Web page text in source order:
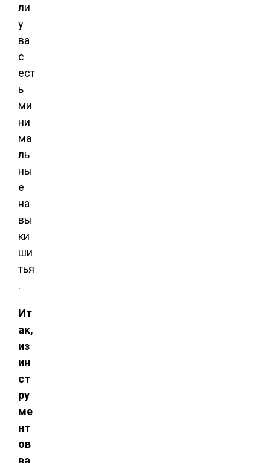
ли
у
ва
с
ест
ь
ми
ни
ма
ль
ны
е
на
вы
ки
ши
тья
.
Ит
ак,
из
ин
ст
ру
ме
нт
ов
ва